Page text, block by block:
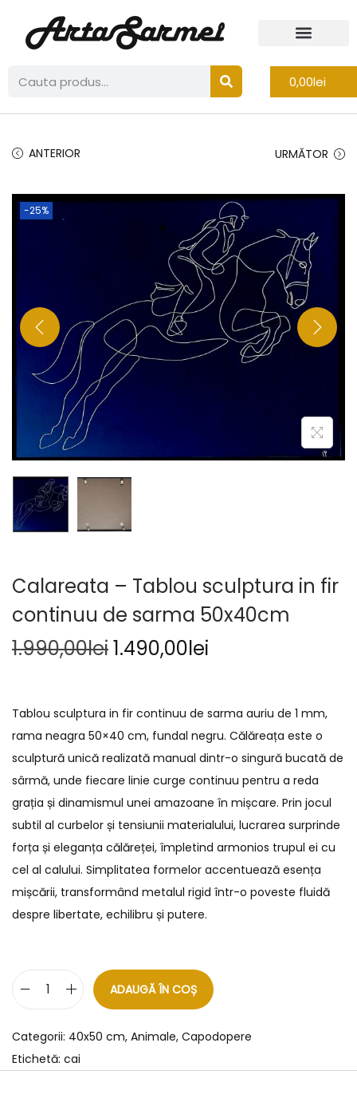
0,00lei
ANTERIOR URMĂTOR
-25%
Calareata – Tablou sculptura in fir
continuu de sarma 50x40cm
1.990,00lei1.490,00lei
Tablou sculptura in fir continuu de sarma auriu de 1 mm,
rama neagra 50×40 cm, fundal negru. Călăreața este o
sculptură unică realizată manual dintr-o singură bucată de
sârmă, unde fiecare linie curge continuu pentru a reda
grația și dinamismul unei amazoane în mișcare. Prin jocul
subtil al curbelor și tensiunii materialului, lucrarea surprinde
forța și eleganța călăreței, împletind armonios trupul ei cu
cel al calului. Simplitatea formelor accentuează esența
mișcării, transformând metalul rigid într-o poveste fluidă
despre libertate, echilibru și putere.
ADAUGĂ ÎN COȘ
Categorii: 40x50 cm, Animale, Capodopere
Etichetă: cai